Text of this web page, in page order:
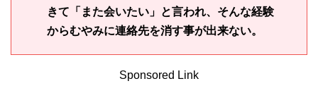
きて「また会いたい」と言われ、そんな経験
からむやみに連絡先を消す事が出来ない。
Sponsored Link